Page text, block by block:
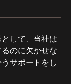
して、当社は
のに欠かせな
サポートをし